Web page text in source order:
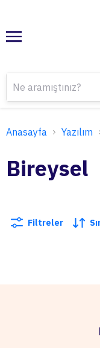
Anasayfa Yazılım
Bireysel
Filtreler